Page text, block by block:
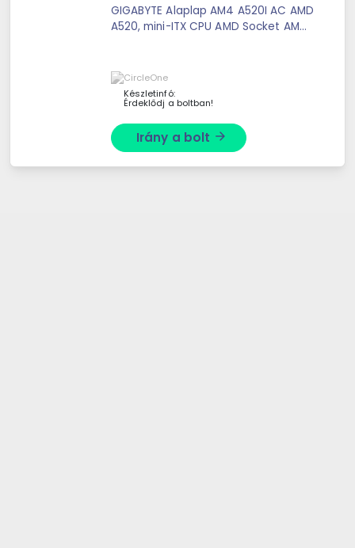
GIGABYTE Alaplap AM4 A520I AC AMD
A520, mini-ITX CPU AMD Socket AM4,
Ryzen™ 4000 G ...
Készletinfó:
Érdeklődj a boltban!
Irány a bolt arrow_forward